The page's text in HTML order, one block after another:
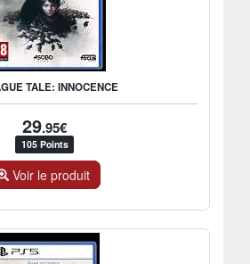
TALE: INNOCENCE
29.95€
105 Points
Voir le produit